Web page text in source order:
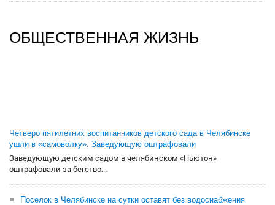
ОБЩЕСТВЕННАЯ ЖИЗНЬ
Четверо пятилетних воспитанников детского сада в Челябинске
ушли в «самоволку». Заведующую оштрафовали
Заведующую детским садом в челябинском «Ньютон»
оштрафовали за бегство...
Поселок в Челябинске на сутки оставят без водоснабжения